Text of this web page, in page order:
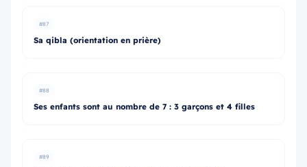
#87
Sa qibla (orientation en prière)
#88
Ses enfants sont au nombre de 7 : 3 garçons et 4 filles
#89